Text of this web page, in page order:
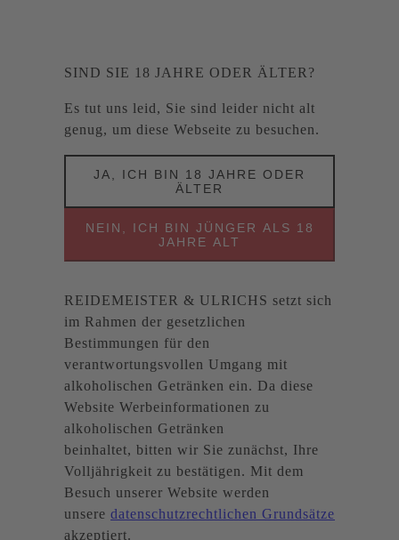
SIND SIE 18 JAHRE ODER ÄLTER?
Es tut uns leid, Sie sind leider nicht alt
genug, um diese Webseite zu besuchen.
JA, ICH BIN 18 JAHRE ODER
ÄLTER
NEIN, ICH BIN JÜNGER ALS 18
JAHRE ALT
REIDEMEISTER & ULRICHS setzt sich
im Rahmen der gesetzlichen
Bestimmungen für den
verantwortungsvollen Umgang mit
alkoholischen Getränken ein. Da diese
Website Werbeinformationen zu
alkoholischen Getränken
beinhaltet, bitten wir Sie zunächst, Ihre
Volljährigkeit zu bestätigen. Mit dem
Besuch unserer Website werden
unsere datenschutzrechtlichen Grundsätze
akzeptiert.